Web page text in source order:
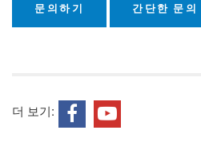
문의하기 간단한 문의
더 보기: